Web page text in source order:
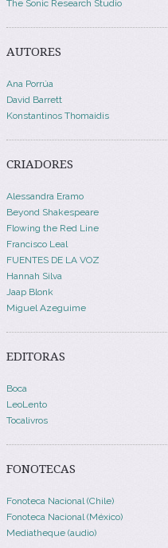
The Sonic Research Studio
AUTORES
Ana Porrúa
David Barrett
Konstantinos Thomaidis
CRIADORES
Alessandra Eramo
Beyond Shakespeare
Flowing the Red Line
Francisco Leal
FUENTES DE LA VOZ
Hannah Silva
Jaap Blonk
Miguel Azeguime
EDITORAS
Boca
LeoLento
Tocalivros
FONOTECAS
Fonoteca Nacional (Chile)
Fonoteca Nacional (México)
Mediatheque (audio)